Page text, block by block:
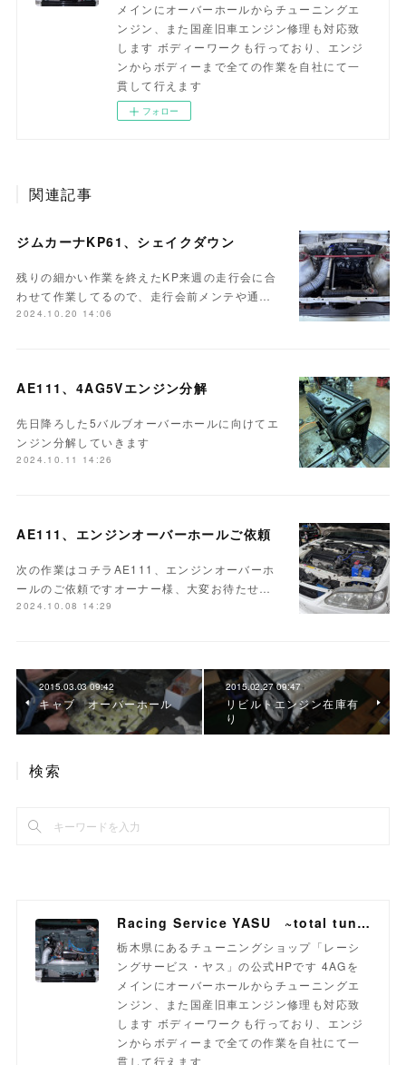
メインにオーバーホールからチューニングエ
ンジン、また国産旧車エンジン修理も対応致
します ボディーワークも行っており、エンジ
ンからボディーまで全ての作業を自社にて一
貫して行えます
フォロー
関連記事
ジムカーナKP61、シェイクダウン
残りの細かい作業を終えたKP来週の走行会に合
わせて作業してるので、走行会前メンテや通…
2024.10.20 14:06
AE111、4AG5Vエンジン分解
先日降ろした5バルブオーバーホールに向けてエ
ンジン分解していきます
2024.10.11 14:26
AE111、エンジンオーバーホールご依頼
次の作業はコチラAE111、エンジンオーバーホ
ールのご依頼ですオーナー様、大変お待たせ…
2024.10.08 14:29
2015.03.03 09:42
キャブ オーバーホール
2015.02.27 09:47
リビルトエンジン在庫有
り
検索
Racing Service YASU ~total tuning proshop~
栃木県にあるチューニングショップ「レーシ
ングサービス・ヤス」の公式HPです 4AGを
メインにオーバーホールからチューニングエ
ンジン、また国産旧車エンジン修理も対応致
します ボディーワークも行っており、エンジ
ンからボディーまで全ての作業を自社にて一
貫して行えます